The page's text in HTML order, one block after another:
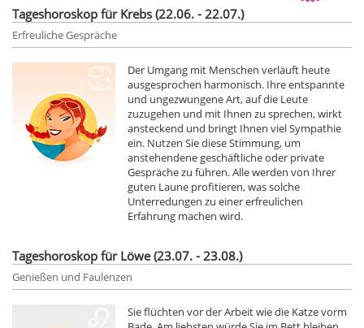
Tageshoroskop für Krebs (22.06. - 22.07.)
Erfreuliche Gespräche
Der Umgang mit Menschen verläuft heute
ausgesprochen harmonisch. Ihre entspannte
und ungezwungene Art, auf die Leute
zuzugehen und mit Ihnen zu sprechen, wirkt
ansteckend und bringt Ihnen viel Sympathie
ein. Nutzen Sie diese Stimmung, um
anstehendene geschäftliche oder private
Gespräche zu führen. Alle werden von Ihrer
guten Laune profitieren, was solche
Unterredungen zu einer erfreulichen
Erfahrung machen wird.
Tageshoroskop für Löwe (23.07. - 23.08.)
Genießen und Faulenzen
Sie flüchten vor der Arbeit wie die Katze vorm